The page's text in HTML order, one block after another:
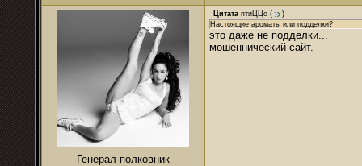
Генерал-полковник
Цитата птиЦЦо (
)
Настоящие ароматы или подделки?
это даже не подделки...
мошеннический сайт.